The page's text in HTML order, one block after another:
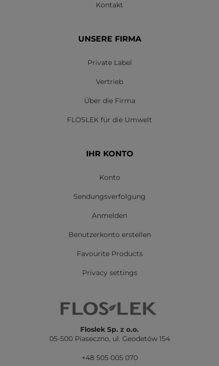
Kontakt
UNSERE FIRMA
Private Label
Vertrieb
Über die Firma
FLOSLEK für die Umwelt
IHR KONTO
Konto
Sendungsverfolgung
Anmelden
Benutzerkonto erstellen
Favourite Products
Privacy settings
Floslek Sp. z o.o.
05-500 Piaseczno, ul. Geodetów 154
+48 505 005 070